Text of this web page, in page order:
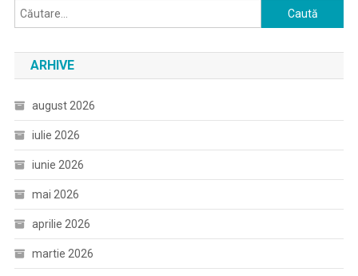
Caută
după:
ARHIVE
august 2026
iulie 2026
iunie 2026
mai 2026
aprilie 2026
martie 2026